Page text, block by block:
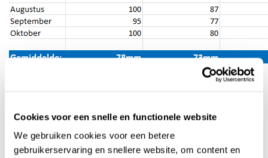
Cookies voor een snelle en functionele website
We gebruiken cookies voor een betere
gebruikerservaring en snellere website, om content en
Dan komen we nu bij het antwoord op onze vraag: Hoe lang duurt het
- Een gemiddelde regenton heeft ongeveer een inhoud van 250 liter.
- Een garage of schuur is gemiddeld 20m2.